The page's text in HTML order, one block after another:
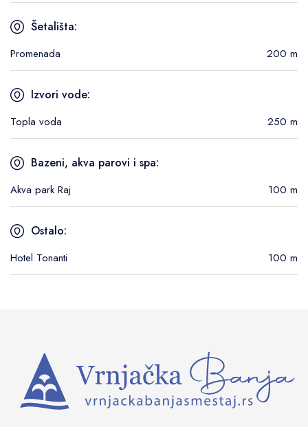
Šetališta:
Promenada 200 m
Izvori vode:
Topla voda 250 m
Bazeni, akva parovi i spa:
Akva park Raj 100 m
Ostalo:
Hotel Tonanti 100 m